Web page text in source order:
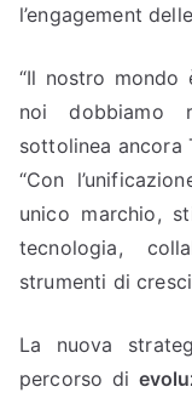
l’engagement
“Il nostro mondo
noi dobbiamo
sottolinea ancora
“Con
unico marchio,
tecnologia,
strumenti di
La nuova
percorso di